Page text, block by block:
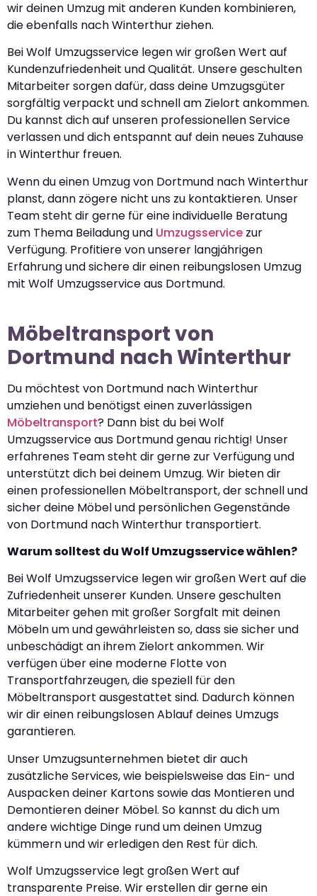
wir deinen Umzug mit anderen Kunden kombinieren,
die ebenfalls nach Winterthur ziehen.
Bei Wolf Umzugsservice legen wir großen Wert auf
Kundenzufriedenheit und Qualität. Unsere geschulten
Mitarbeiter sorgen dafür, dass deine Umzugsgüter
sorgfältig verpackt und schnell am Zielort ankommen.
Du kannst dich auf unseren professionellen Service
verlassen und dich entspannt auf dein neues Zuhause
in Winterthur freuen.
Wenn du einen Umzug von Dortmund nach Winterthur
planst, dann zögere nicht uns zu kontaktieren. Unser
Team steht dir gerne für eine individuelle Beratung
zum Thema Beiladung und Umzugsservice zur
Verfügung. Profitiere von unserer langjährigen
Erfahrung und sichere dir einen reibungslosen Umzug
mit Wolf Umzugsservice aus Dortmund.
Möbeltransport von
Dortmund nach Winterthur
Du möchtest von Dortmund nach Winterthur
umziehen und benötigst einen zuverlässigen
Möbeltransport? Dann bist du bei Wolf
Umzugsservice aus Dortmund genau richtig! Unser
erfahrenes Team steht dir gerne zur Verfügung und
unterstützt dich bei deinem Umzug. Wir bieten dir
einen professionellen Möbeltransport, der schnell und
sicher deine Möbel und persönlichen Gegenstände
von Dortmund nach Winterthur transportiert.
Warum solltest du Wolf Umzugsservice wählen?
Bei Wolf Umzugsservice legen wir großen Wert auf die
Zufriedenheit unserer Kunden. Unsere geschulten
Mitarbeiter gehen mit großer Sorgfalt mit deinen
Möbeln um und gewährleisten so, dass sie sicher und
unbeschädigt an ihrem Zielort ankommen. Wir
verfügen über eine moderne Flotte von
Transportfahrzeugen, die speziell für den
Möbeltransport ausgestattet sind. Dadurch können
wir dir einen reibungslosen Ablauf deines Umzugs
garantieren.
Unser Umzugsunternehmen bietet dir auch
zusätzliche Services, wie beispielsweise das Ein- und
Auspacken deiner Kartons sowie das Montieren und
Demontieren deiner Möbel. So kannst du dich um
andere wichtige Dinge rund um deinen Umzug
kümmern und wir erledigen den Rest für dich.
Wolf Umzugsservice legt großen Wert auf
transparente Preise. Wir erstellen dir gerne ein